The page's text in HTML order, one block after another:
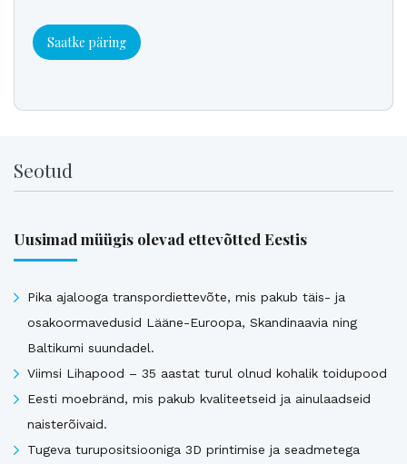
Saatke päring
Seotud
Uusimad müügis olevad ettevõtted Eestis
Pika ajalooga transpordiettevõte, mis pakub täis- ja
osakoormavedusid Lääne-Euroopa, Skandinaavia ning
Baltikumi suundadel.
Viimsi Lihapood – 35 aastat turul olnud kohalik toidupood
Eesti moebränd, mis pakub kvaliteetseid ja ainulaadseid
naisterõivaid.
Tugeva turupositsiooniga 3D printimise ja seadmetega